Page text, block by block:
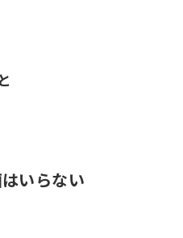
いらない